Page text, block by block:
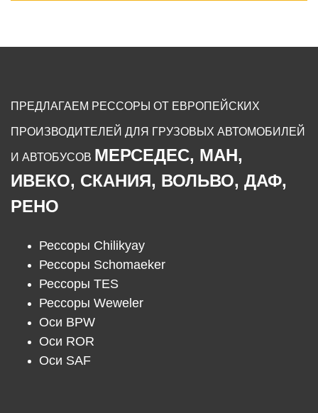
ПРЕДЛАГАЕМ РЕССОРЫ ОТ ЕВРОПЕЙСКИХ
ПРОИЗВОДИТЕЛЕЙ ДЛЯ ГРУЗОВЫХ АВТОМОБИЛЕЙ
И АВТОБУСОВ МЕРСЕДЕС, МАН,
ИВЕКО, СКАНИЯ, ВОЛЬВО, ДАФ,
РЕНО
Рессоры Chilikyay
Рессоры Schomaeker
Рессоры TES
Рессоры Weweler
Оси BPW
Оси ROR
Оси SAF